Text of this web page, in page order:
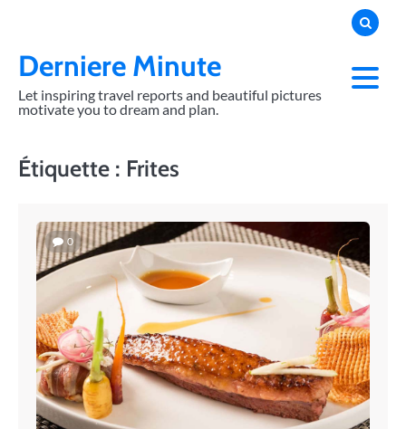
contentDerniere Minute
Let inspiring travel reports and beautiful pictures
motivate you to dream and plan.
Étiquette : Frites
0